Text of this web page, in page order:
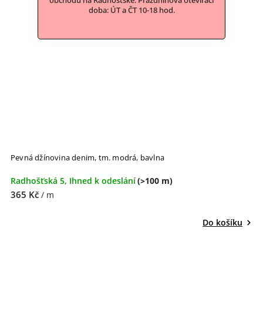
doba: ÚT a ČT 10-18 hod.
Pevná džínovina denim, tm. modrá, bavlna
Radhošťská 5, Ihned k odeslání(>100 m)
365 Kč / m
Do košíku